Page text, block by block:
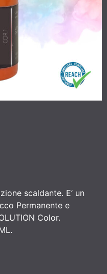
scaldante. E’ un
Permanente e
Color.